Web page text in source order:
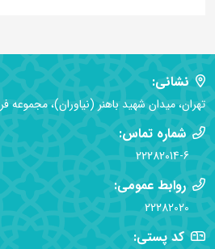
نشانی:
تهران، میدان شهید باهنر (نیاوران)، مجموعه
شماره تماس:
22282014-6
روابط عمومی:
22282020
کد پستی: